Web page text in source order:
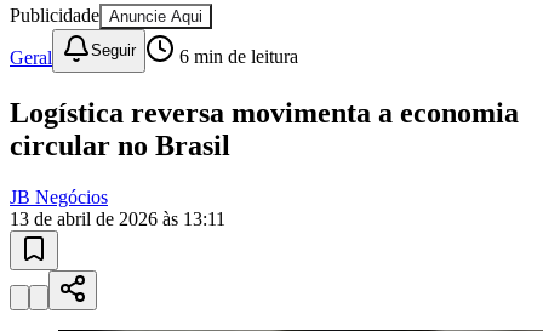
Juventude
10 anos de JB novo portalconfira as novidades
Esportes ao Vivo
atualizadas